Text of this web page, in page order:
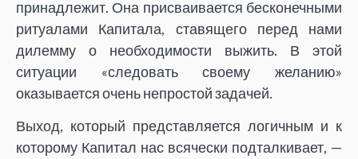
принадлежит. Она присваивается бесконечными
ритуалами Капитала, ставящего перед нами
дилемму о необходимости выжить. В этой
ситуации «следовать своему желанию»
оказывается очень непростой задачей.
Выход, который представляется логичным и к
которому Капитал нас всячески подталкивает, —